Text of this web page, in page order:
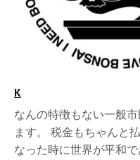
K
なんの特徴もない一般
ます。 税金もちゃんと
なった時に世界が平和で